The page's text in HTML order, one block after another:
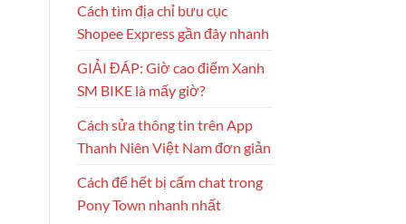
Cách tìm địa chỉ bưu cục
Shopee Express gần đây nhanh
GIẢI ĐÁP: Giờ cao điểm Xanh
SM BIKE là mấy giờ?
Cách sửa thông tin trên App
Thanh Niên Việt Nam đơn giản
Cách để hết bị cấm chat trong
Pony Town nhanh nhất